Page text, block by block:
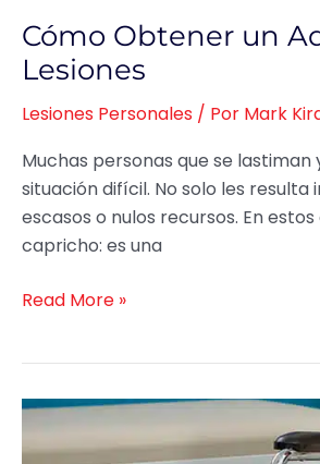
Cómo Obtener un
Lesiones
Lesiones Personales / Por Mark
Muchas personas que se
situación difícil. No solo les
escasos o nulos recursos. En
capricho: es una
Read More »
Por